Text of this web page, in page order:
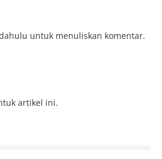
untuk menuliskan komentar.
artikel ini.